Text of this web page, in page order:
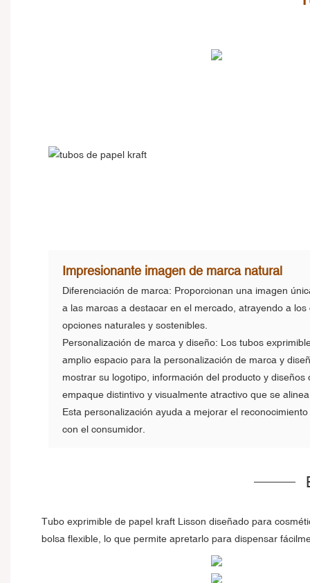
Impresionante imagen de marca natural
Diferenciación de marca: Proporcionan una imagen
a las marcas a destacar en el mercado, atrayendo a
opciones naturales y sostenibles.
Personalización de marca y diseño: Los tubos
amplio espacio para la personalización de marca y
mostrar su logotipo, información del producto y
empaque distintivo y visualmente atractivo que se
Esta personalización ayuda a mejorar el
con el consumidor.
Tubo exprimible de papel kraft Lisson diseñado para
bolsa flexible, lo que permite apretarlo para dispensar